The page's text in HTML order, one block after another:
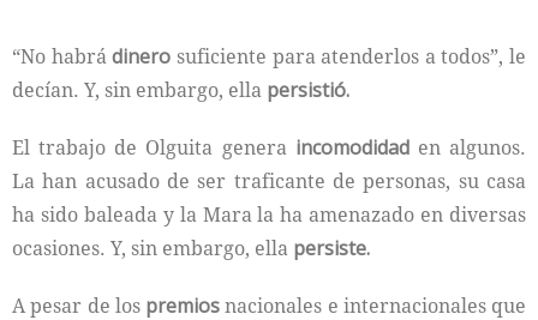
“No habrádinero suficiente para atenderlos a todos”, le
decían. Y, sin embargo, ella persistió.
El trabajo de Olguita genera incomodidaden algunos.
La han acusado de ser traficante de personas, su casa
ha sido baleada y la Mara la ha amenazado en diversas
ocasiones. Y, sin embargo, ella persiste.
A pesar de los premiosnacionales e internacionales que